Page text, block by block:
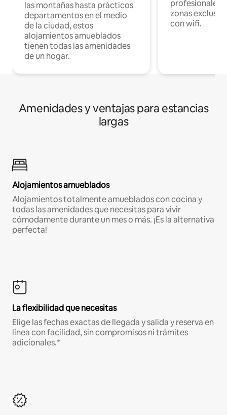
las montañas hasta prácticos
departamentos en el medio
de la ciudad, estos
alojamientos amueblados
tienen todas las amenidades
de un hogar.
profesionales
zonas
con wifi.
Amenidades y ventajas para estancias
largas
Alojamientos amueblados
Alojamientos totalmente amueblados con cocina y
todas las amenidades que necesitas para vivir
cómodamente durante un mes o más. ¡Es la alternativa
perfecta!
La flexibilidad que necesitas
Elige las fechas exactas de llegada y salida y reserva en
línea con facilidad, sin compromisos ni trámites
adicionales.*